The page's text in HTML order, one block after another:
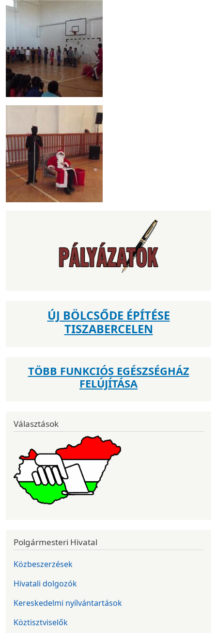
ÚJ BÖLCSŐDE ÉPÍTÉSE
TISZABERCELEN
TÖBB FUNKCIÓS EGÉSZSÉGHÁZ
FELÚJÍTÁSA
Választások
Polgármesteri Hivatal
Közbeszerzések
Hivatali dolgozók
Kereskedelmi nyílvántartások
Köztisztviselők